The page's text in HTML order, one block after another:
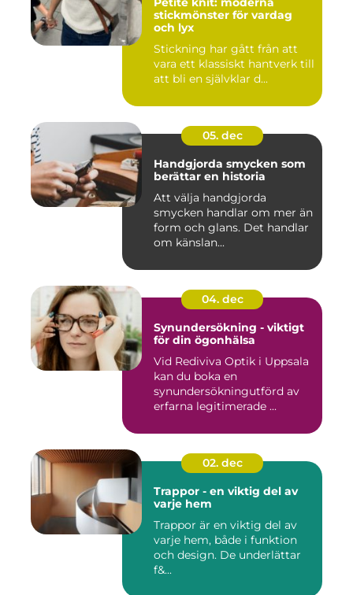
stickmönster för vardag
och lyx
Stickning har gått från att
vara ett klassiskt hantverk till
att bli en självklar d...
05. dec
Handgjorda smycken som
berättar en historia
Att välja handgjorda
smycken handlar om mer än
form och glans. Det handlar
om känslan...
04. dec
Synundersökning - viktigt
för din ögonhälsa
Vid Rediviva Optik i Uppsala
kan du boka en
synundersökningutförd av
erfarna legitimerade ...
02. dec
Trappor - en viktig del av
varje hem
Trappor är en viktig del av
varje hem, både i funktion
och design. De underlättar
f&...